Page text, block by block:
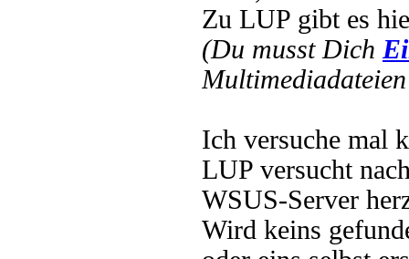
Zu LUP gibt es
(Du musst Dich
Ich versuche mal
LUP versucht
WSUS-Server
Wird keins